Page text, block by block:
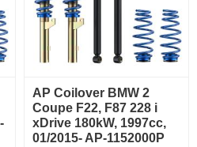
AP Coilover BMW 2
Coupe F22, F87 228 i
xDrive 180kW, 1997cc,
01/2015- AP-1152000P